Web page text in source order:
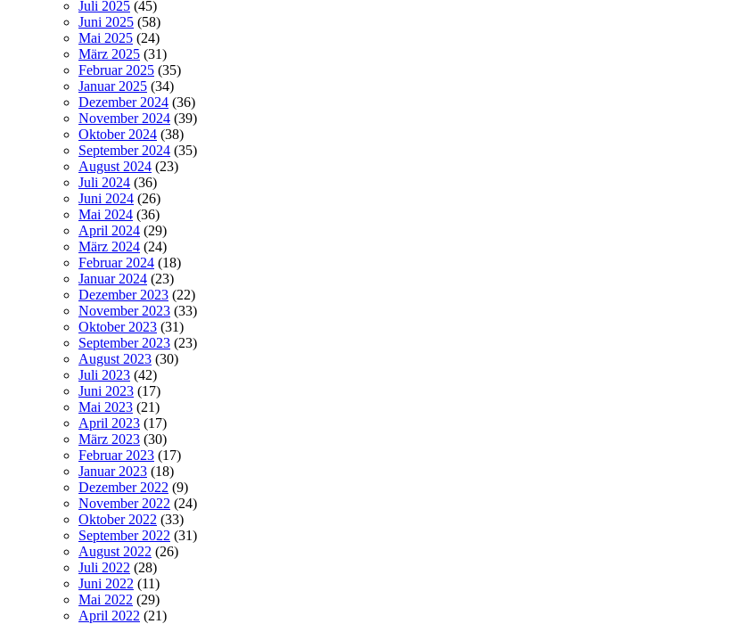
Juli 2025 (45)
Juni 2025 (58)
Mai 2025 (24)
März 2025 (31)
Februar 2025 (35)
Januar 2025 (34)
Dezember 2024 (36)
November 2024 (39)
Oktober 2024 (38)
September 2024 (35)
August 2024 (23)
Juli 2024 (36)
Juni 2024 (26)
Mai 2024 (36)
April 2024 (29)
März 2024 (24)
Februar 2024 (18)
Januar 2024 (23)
Dezember 2023 (22)
November 2023 (33)
Oktober 2023 (31)
September 2023 (23)
August 2023 (30)
Juli 2023 (42)
Juni 2023 (17)
Mai 2023 (21)
April 2023 (17)
März 2023 (30)
Februar 2023 (17)
Januar 2023 (18)
Dezember 2022 (9)
November 2022 (24)
Oktober 2022 (33)
September 2022 (31)
August 2022 (26)
Juli 2022 (28)
Juni 2022 (11)
Mai 2022 (29)
April 2022 (21)